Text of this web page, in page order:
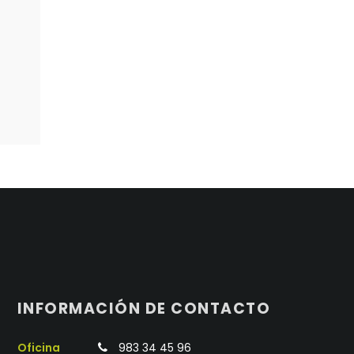
INFORMACIÓN DE CONTACTO
Oficina 983 34 45 96